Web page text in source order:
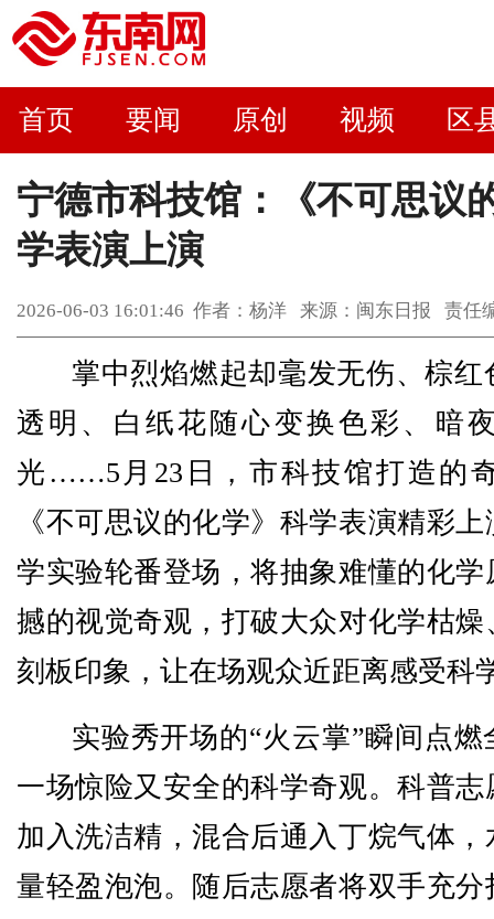
首页 要闻 原创 视频 区
宁德市科技馆：《不可思议
学表演上演
2026-06-03 16:01:46 作者：杨洋 来源：闽东日报 责任
掌中烈焰燃起却毫发无伤、棕红
透明、白纸花随心变换色彩、暗
光……5月23日，市科技馆打造的
《不可思议的化学》科学表演精彩
学实验轮番登场，将抽象难懂的化
撼的视觉奇观，打破大众对化学枯
刻板印象，让在场观众近距离感受科
实验秀开场的“火云掌”瞬间点
一场惊险又安全的科学奇观。科普
加入洗洁精，混合后通入丁烷气体
量轻盈泡泡。随后志愿者将双手充